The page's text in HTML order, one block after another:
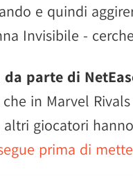
e quindi
Invisibile -
parte di
in Marvel
altri giocatori
prima di